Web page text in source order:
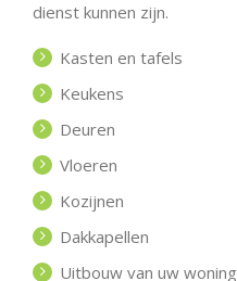
dienst kunnen zijn.
Kasten en tafels
Keukens
Deuren
Vloeren
Kozijnen
Dakkapellen
Uitbouw van uw woning